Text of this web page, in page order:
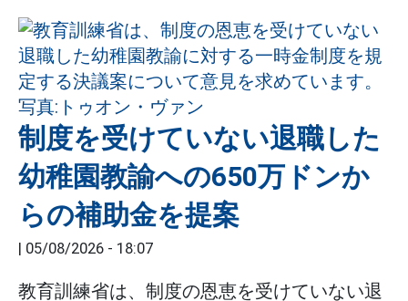
制度を受けていない退職した
幼稚園教諭への650万ドンか
らの補助金を提案
| 05/08/2026 - 18:07
教育訓練省は、制度の恩恵を受けていない退